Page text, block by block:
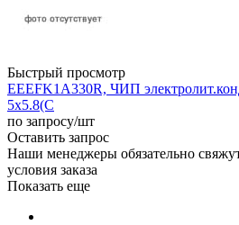
Быстрый просмотр
EEEFK1A330R, ЧИП
5x5.8(C
по запросу/шт
Оставить запрос
Наши менеджеры обязательно
условия заказа
Показать еще